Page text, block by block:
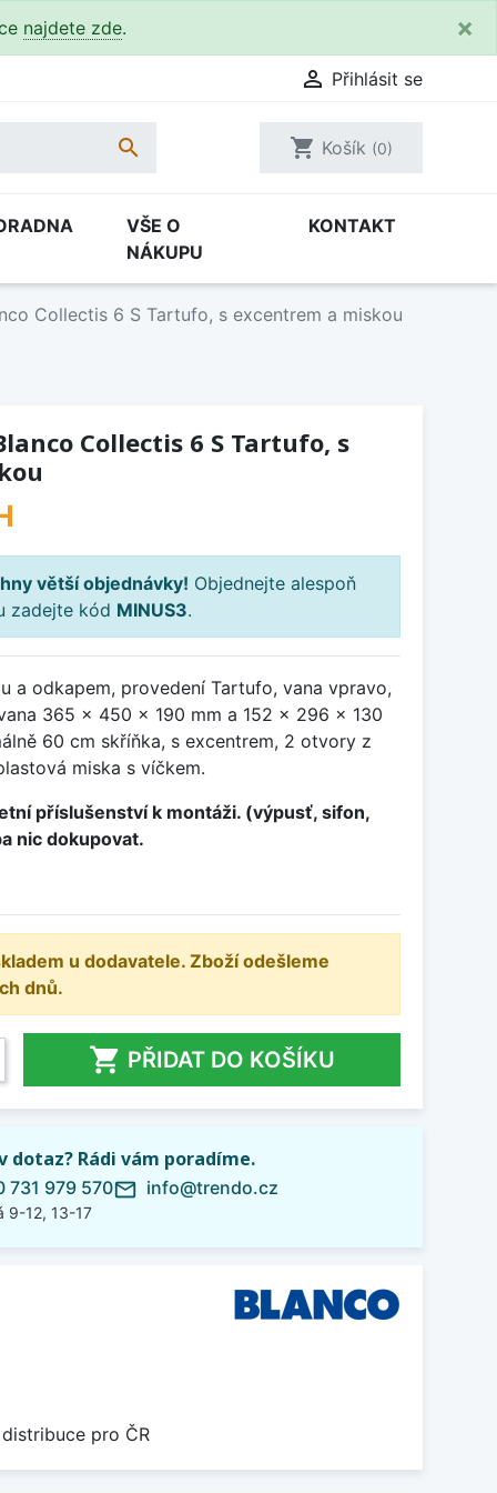
najdete zde. ×
 Přihlásit se
 shopping_cart Košík (0)
VŠE O
NÁKUPU
KONTAKT
Collectis 6 S Tartufo, s excentrem a miskou
Collectis 6 S Tartufo, s
větší objednávky! Objednejte alespoň
zadejte kód MINUS3.
a odkapem, provedení Tartufo, vana vpravo,
365 x 450 x 190 mm a 152 x 296 x 130
60 cm skříňka, s excentrem, 2 otvory z
miska s víčkem.
příslušenství k montáži. (výpusť, sifon,
nic dokupovat.
u dodavatele. Zboží odešleme
dnů.
 PŘIDAT DO KOŠÍKU
dotaz? Rádi vám poradíme.
731 979 570
9-12, 13-17
mail_outline info@trendo.cz
pro ČR